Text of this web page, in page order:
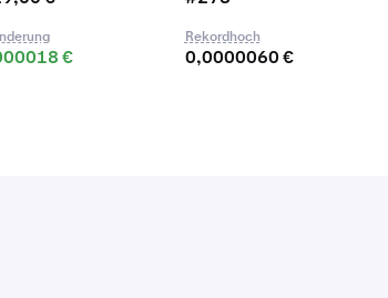
€
Rekordhoch
0,0000060 €